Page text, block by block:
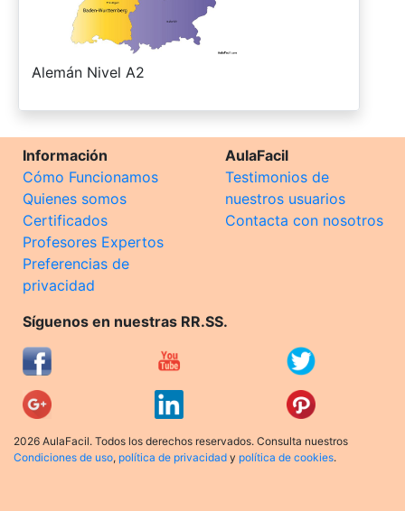
-
Alemán Nivel A2
Información
Cómo Funcionamos
Quienes somos
Certificados
Profesores Expertos
Preferencias de
privacidad
AulaFacil
Testimonios de
nuestros usuarios
Contacta con nosotros
Síguenos en nuestras RR.SS.
2026 AulaFacil. Todos los derechos reservados. Consulta nuestros
Condiciones de uso, política de privacidad y política de cookies.